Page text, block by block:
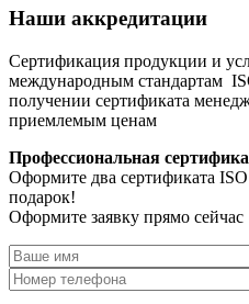
Наши аккредитации
Сертификация продукции и
международным стандартам
получении сертификата
приемлемым ценам
Профессиональная
Оформите два сертификата
подарок!
Оформите заявку прямо сейчас